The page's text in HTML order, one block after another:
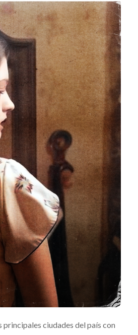
ciudades del país con
Dos Equis 2026: La
celebración sonora
transformará las
de Boca del Río y
Edwin Jimenez Julio 13, 2026